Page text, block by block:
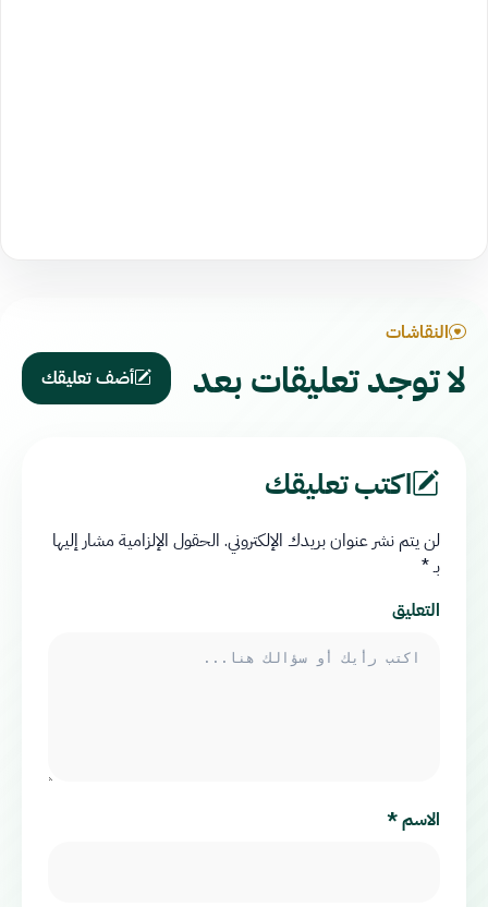
النقاشات
لا توجد تعليقات بعد أضف تعليقك
اكتب تعليقك
لن يتم نشر عنوان بريدك الإلكتروني. الحقول الإلزامية مشار إليها
بـ*
التعليق
الاسم*